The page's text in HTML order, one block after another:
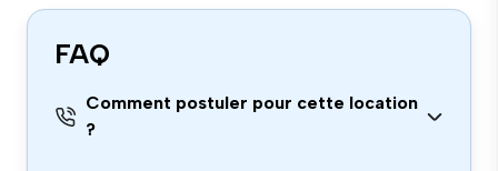
FAQ
Comment postuler pour cette location
?